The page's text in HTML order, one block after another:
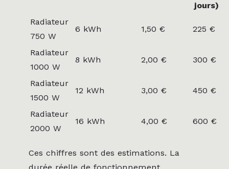
jours)
Radiateur
750 W
6 kWh 1,50 € 225 €
Radiateur
1000 W
8 kWh 2,00 € 300 €
Radiateur
1500 W
12 kWh 3,00 € 450 €
Radiateur
2000 W
16 kWh 4,00 € 600 €
Ces chiffres sont des estimations. La
durée réelle de fonctionnement